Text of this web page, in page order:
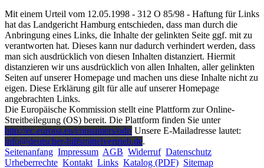
Mit einem Urteil vom 12.05.1998 - 312 O 85/98 - Haftung für Links
hat das Landgericht Hamburg entschieden, dass man durch die
Anbringung eines Links, die Inhalte der gelinkten Seite ggf. mit zu
verantworten hat. Dieses kann nur dadurch verhindert werden, dass
man sich ausdrücklich von diesen Inhalten distanziert. Hiermit
distanzieren wir uns ausdrücklich von allen Inhalten, aller gelinkten
Seiten auf unserer Homepage und machen uns diese Inhalte nicht zu
eigen. Diese Erklärung gilt für alle auf unserer Homepage
angebrachten Links.
Die Europäische Kommission stellt eine Plattform zur Online-
Streitbeilegung (OS) bereit. Die Plattform finden Sie unter
http://ec.europa.eu/consumers/odr/Unsere E-Mailadresse lautet:
info@deutscher-hilfsmittelvertrieb.de.
Seitenanfang Impressum AGB Widerruf Datenschutz
Urheberrechte Kontakt Links Katalog (PDF) Sitemap